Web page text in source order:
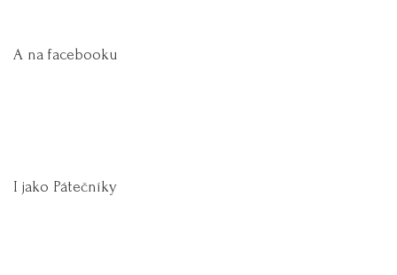
A na facebooku
I jako Pátečníky